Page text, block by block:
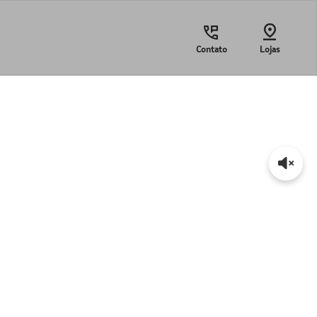
Contato Lojas